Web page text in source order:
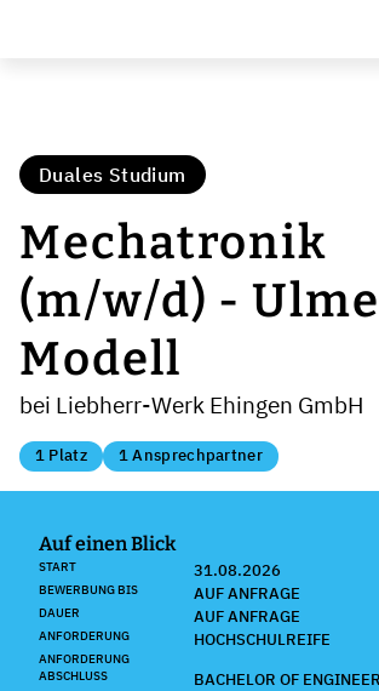
Duales Studium
Mechatronik
(m/w/d) -
Modell
bei Liebherr-Werk Ehingen GmbH
1 Platz 1 Ansprechpartner
Auf einen Blick
START 31.08.2026
BEWERBUNG BIS AUF ANFRAGE
DAUER AUF ANFRAGE
ANFORDERUNG HOCHSCHULREIFE
ANFORDERUNG
ABSCHLUSS
BACHELOR OF